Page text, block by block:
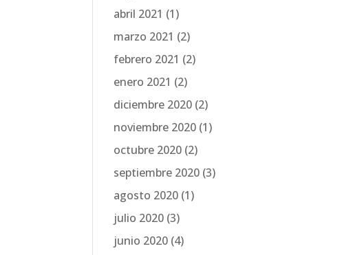
abril 2021 (1)
marzo 2021 (2)
febrero 2021 (2)
enero 2021 (2)
diciembre 2020 (2)
noviembre 2020 (1)
octubre 2020 (2)
septiembre 2020 (3)
agosto 2020 (1)
julio 2020 (3)
junio 2020 (4)